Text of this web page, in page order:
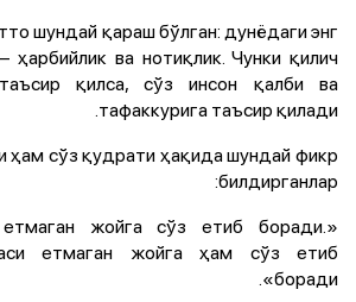
шундай қараш бўлган: дунёдаги энг
ҳарбийлик ва нотиқлик. Чунки қилич
қилса, сўз инсон қалби ва
тафаккурига таъсир қилади.
ҳам сўз қудрати ҳақида шундай фикр
билдирганлар:
етмаган жойга сўз етиб боради.
етмаган жойга ҳам сўз етиб
боради».